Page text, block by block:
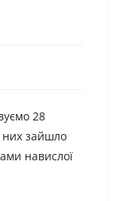
28
них зайшло
навислої